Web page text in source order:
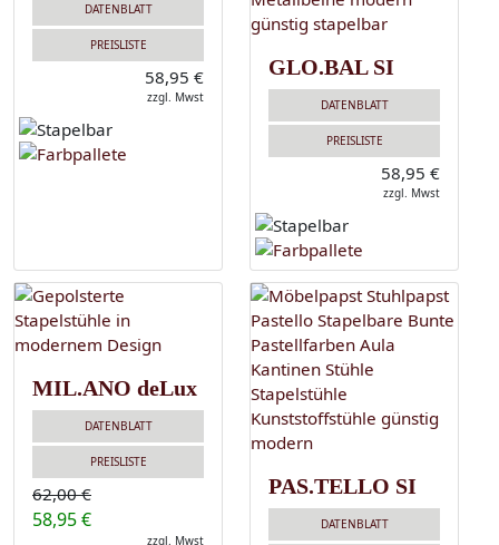
DATENBLATT
PREISLISTE
58,95 €
zzgl. Mwst
GLO.BAL SI
DATENBLATT
PREISLISTE
58,95 €
zzgl. Mwst
MIL.ANO deLux
DATENBLATT
PREISLISTE
62,00 €
58,95 €
zzgl. Mwst
PAS.TELLO SI
DATENBLATT